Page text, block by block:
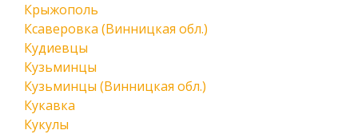
Крыжополь
Ксаверовка (Винницкая обл.)
Кудиевцы
Кузьминцы
Кузьминцы (Винницкая обл.)
Кукавка
Кукулы